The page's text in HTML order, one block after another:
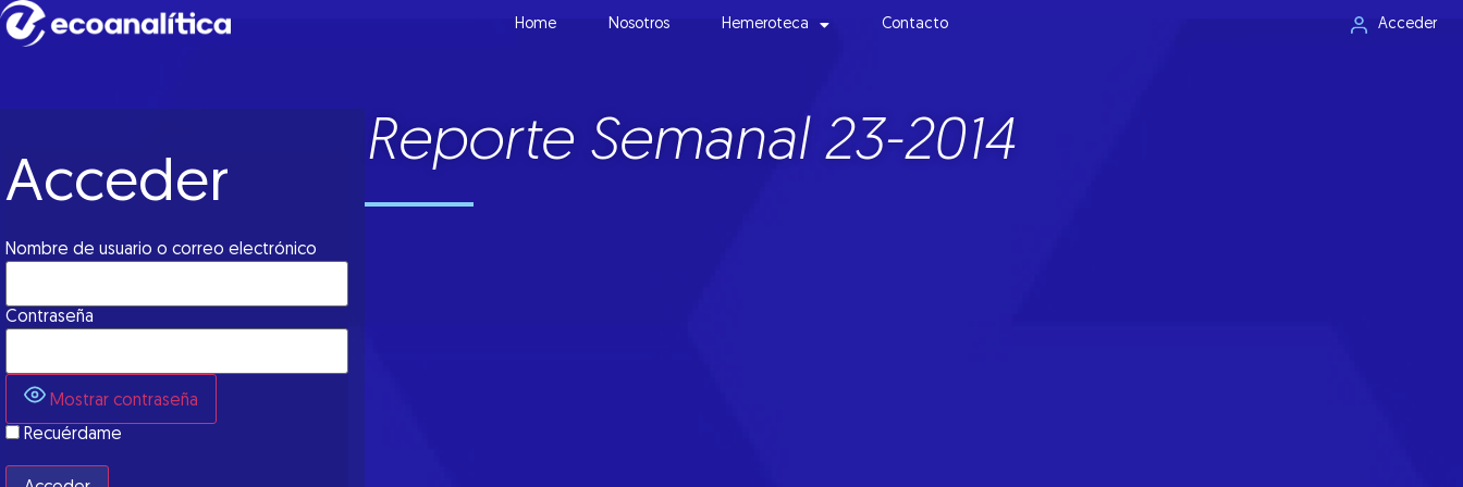
Home Nosotros Hemeroteca Contacto Acceder
Acceder
Nombre de usuario o correo electrónico
Contraseña
Mostrar contraseña
Recuérdame
Reporte Semanal 23-2014